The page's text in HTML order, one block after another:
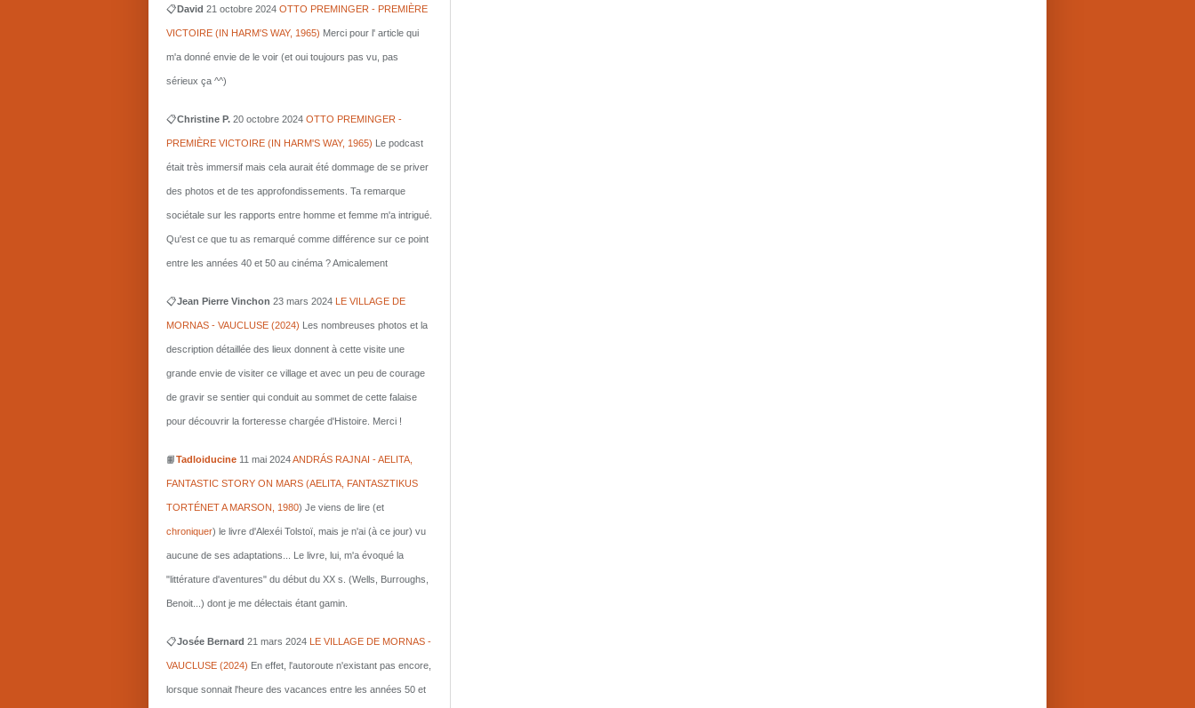
📋David 21 octobre 2024 OTTO PREMINGER - PREMIÈRE
VICTOIRE (IN HARM'S WAY, 1965) Merci pour l' article qui
m'a donné envie de le voir (et oui toujours pas vu, pas
sérieux ça ^^)
📋Christine P. 20 octobre 2024 OTTO PREMINGER -
PREMIÈRE VICTOIRE (IN HARM'S WAY, 1965) Le podcast
était très immersif mais cela aurait été dommage de se priver
des photos et de tes approfondissements. Ta remarque
sociétale sur les rapports entre homme et femme m'a intrigué.
Qu'est ce que tu as remarqué comme différence sur ce point
entre les années 40 et 50 au cinéma ? Amicalement
📋Jean Pierre Vinchon 23 mars 2024 LE VILLAGE DE
MORNAS - VAUCLUSE (2024) Les nombreuses photos et la
description détaillée des lieux donnent à cette visite une
grande envie de visiter ce village et avec un peu de courage
de gravir se sentier qui conduit au sommet de cette falaise
pour découvrir la forteresse chargée d'Histoire. Merci !
📙Tadloiducine 11 mai 2024ANDRÁS RAJNAI - AELITA,
FANTASTIC STORY ON MARS (AELITA, FANTASZTIKUS
TORTÉNET A MARSON, 1980) Je viens de lire (et
chroniquer) le livre d'Alexéi Tolstoï, mais je n'ai (à ce jour) vu
aucune de ses adaptations... Le livre, lui, m'a évoqué la
"littérature d'aventures" du début du XX s. (Wells, Burroughs,
Benoit...) dont je me délectais étant gamin.
📋Josée Bernard 21 mars 2024 LE VILLAGE DE MORNAS -
VAUCLUSE (2024) En effet, l'autoroute n'existant pas encore,
lorsque sonnait l'heure des vacances entre les années 50 et